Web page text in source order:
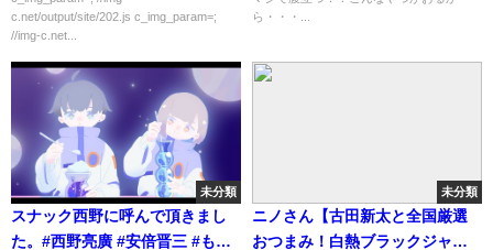
c.net/output/site/202.js c_img_param=;
//img-c.net...
ら・・・...
未分類
スナック西野に呼んで頂きまし
た。#西野亮廣 #安倍晋三 #もの
未分類
ニノさん【古田新太と全国厳選
おつまみ！白熱ブラックジャッ